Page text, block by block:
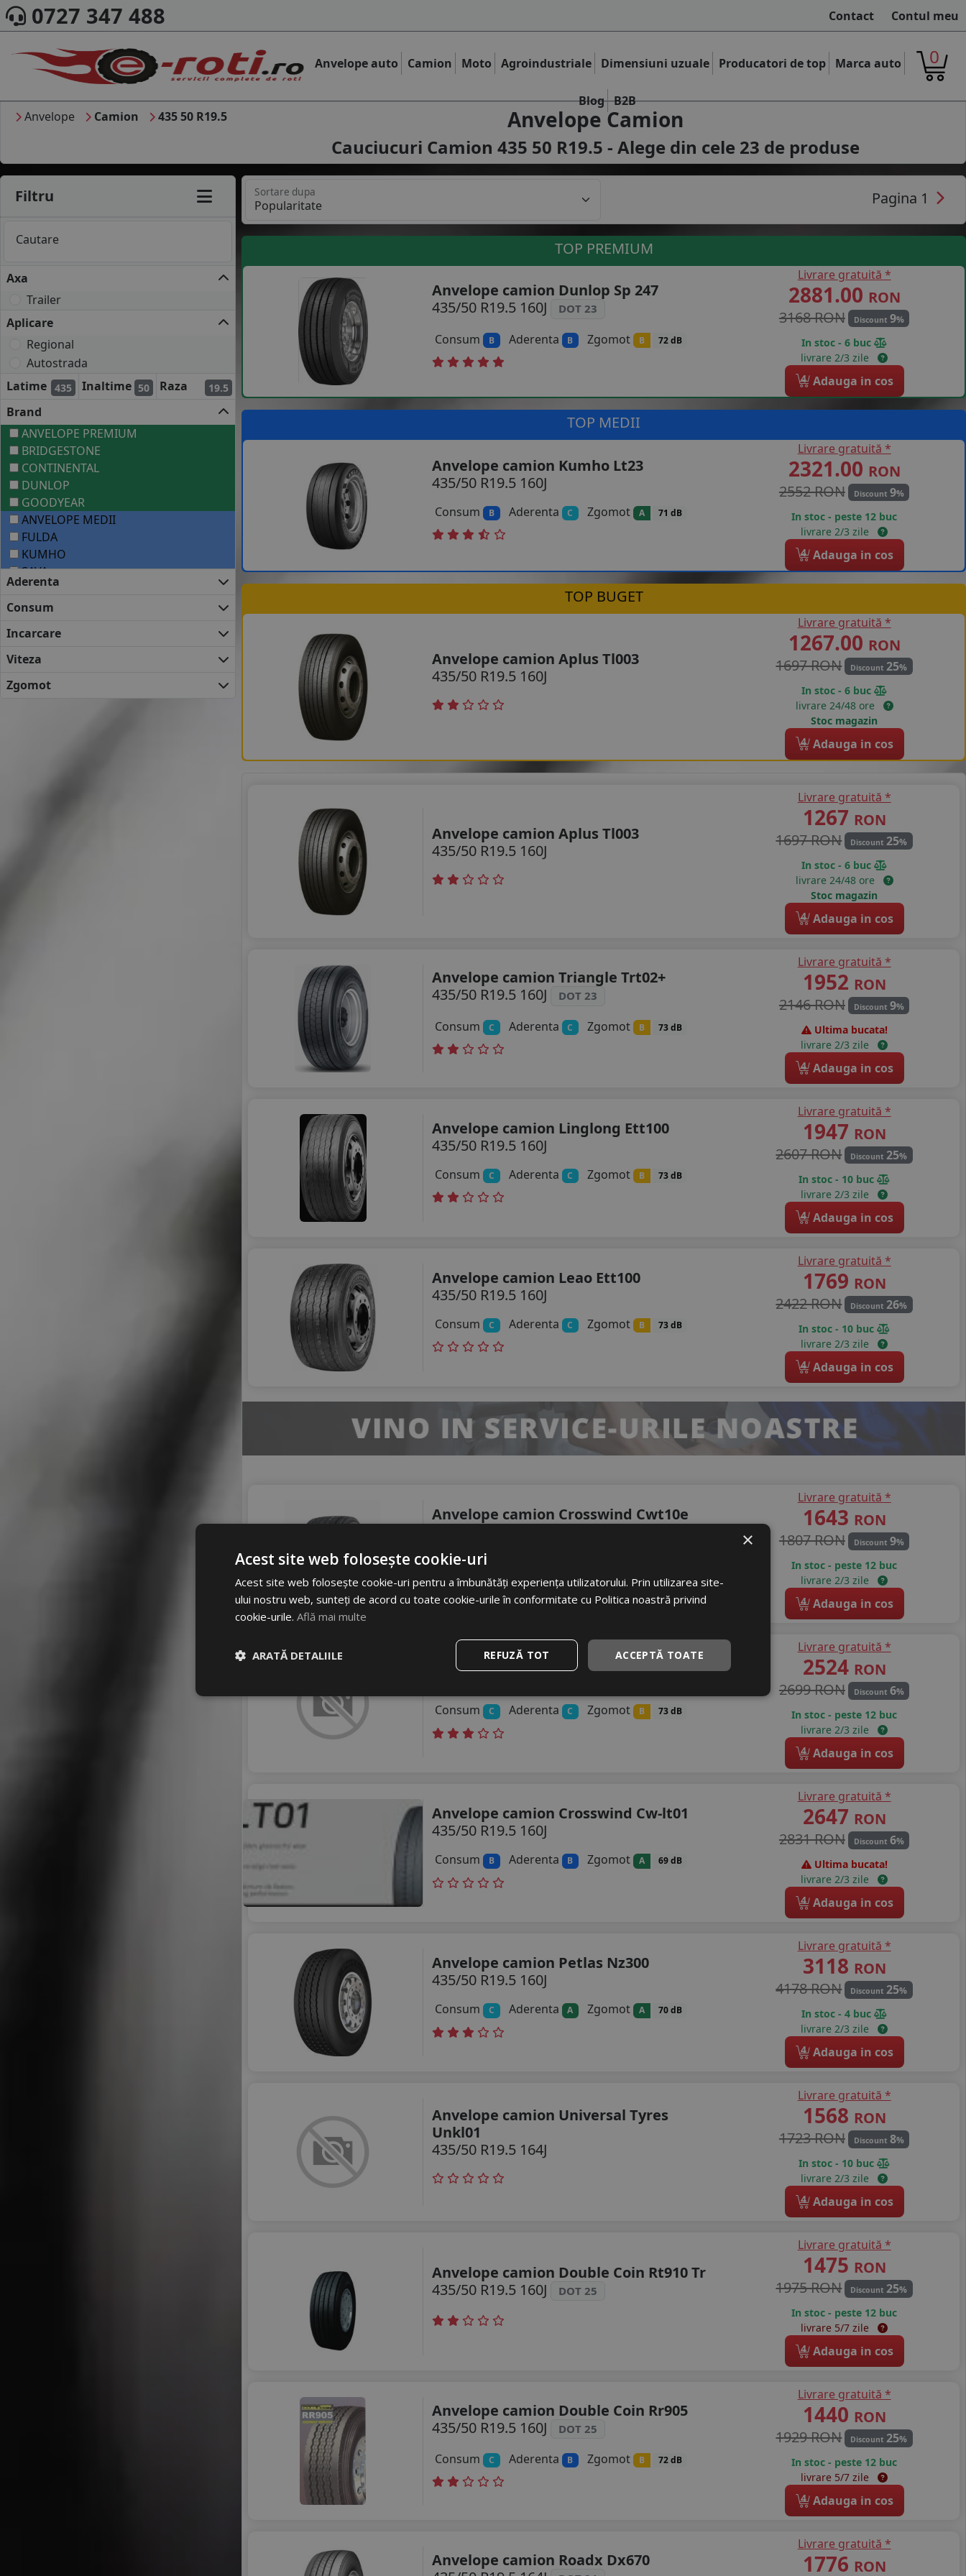
0727 347 488 Contact Contul meu
Anvelope auto Camion Moto Agroindustriale Dimensiuni uzuale Producatori de top Marca auto
Blog B2B
0
Anvelope Camion 435 50 R19.5 Anvelope Camion
Cauciucuri Camion 435 50 R19.5 - Alege din cele 23 de produse
Filtru
Cautare
Axa
Trailer
Aplicare
Regional
Autostrada
Latime 435 Inaltime 50 Raza 19.5
Brand
ANVELOPE PREMIUM
BRIDGESTONE
CONTINENTAL
DUNLOP
GOODYEAR
ANVELOPE MEDII
FULDA
KUMHO
SAVA
ANVELOPE BUGET
APLUS
DOUBLE COIN
INFINITY
LINGLONG
Aderenta
Consum
Incarcare
Viteza
Zgomot
Sortare dupa Pagina 1
TOP PREMIUM
Anvelope camion Dunlop Sp 247
435/50 R19.5 160J
DOT 23
Consum B Aderenta B Zgomot B 72 dB
Livrare gratuită *
2881.00 RON
3168 RON
Discount 9%
In stoc - 6 buc
livrare 2/3 zile
4 Adauga in cos
TOP MEDII
Anvelope camion Kumho Lt23
435/50 R19.5 160J
Consum B Aderenta C Zgomot A 71 dB
Livrare gratuită *
2321.00 RON
2552 RON
Discount 9%
In stoc - peste 12 buc
livrare 2/3 zile
4 Adauga in cos
TOP BUGET
Anvelope camion Aplus Tl003
435/50 R19.5 160J
Livrare gratuită *
1267.00 RON
1697 RON
Discount25%
In stoc - 6 buc
livrare 24/48 ore
Stoc magazin
4 Adauga in cos
Anvelope camion Aplus Tl003
435/50 R19.5 160J
Livrare gratuită *
1267 RON
1697 RON
Discount25%
In stoc - 6 buc
livrare 24/48 ore
Stoc magazin
4 Adauga in cos
Anvelope camion Triangle Trt02+
435/50 R19.5 160J
DOT 23
Consum C Aderenta C Zgomot B 73 dB
Livrare gratuită *
1952 RON
2146 RON
Discount 9%
Ultima bucata!
livrare 2/3 zile
4 Adauga in cos
Anvelope camion Linglong Ett100
435/50 R19.5 160J
Consum C Aderenta C Zgomot B 73 dB
Livrare gratuită *
1947 RON
2607 RON
Discount25%
In stoc - 10 buc
livrare 2/3 zile
4 Adauga in cos
Anvelope camion Leao Ett100
435/50 R19.5 160J
Consum C Aderenta C Zgomot B 73 dB
Livrare gratuită *
1769 RON
2422 RON
Discount26%
In stoc - 10 buc
livrare 2/3 zile
4 Adauga in cos
Anvelope camion Crosswind Cwt10e
Consum
Livrare gratuită *
1643 RON
1807 RON
Discount 9%
In stoc - peste 12 buc
livrare 2/3 zile
4 Adauga in cos
Anvelope camion Infinity Ett100
Consum C Aderenta C Zgomot B 73 dB
Livrare gratuită *
2524 RON
2699 RON
Discount 6%
In stoc - peste 12 buc
livrare 2/3 zile
4 Adauga in cos
Anvelope camion Crosswind Cw-lt01
435/50 R19.5 160J
Consum B Aderenta B Zgomot A 69 dB
Livrare gratuită *
2647 RON
2831 RON
Discount 6%
Ultima bucata!
livrare 2/3 zile
4 Adauga in cos
Anvelope camion Petlas Nz300
435/50 R19.5 160J
Consum C Aderenta A Zgomot A 70 dB
Livrare gratuită *
3118 RON
4178 RON
Discount25%
In stoc - 4 buc
livrare 2/3 zile
4 Adauga in cos
Anvelope camion Universal Tyres
Unkl01
435/50 R19.5 164J
Livrare gratuită *
1568 RON
1723 RON
Discount 8%
In stoc - 10 buc
livrare 2/3 zile
4 Adauga in cos
Anvelope camion Double Coin Rt910 Tr
435/50 R19.5 160J
DOT 25
Livrare gratuită *
1475 RON
1975 RON
Discount25%
In stoc - peste 12 buc
livrare 5/7 zile
4 Adauga in cos
Anvelope camion Double Coin Rr905
435/50 R19.5 160J
DOT 25
Consum C Aderenta B Zgomot B 72 dB
Livrare gratuită *
1440 RON
1929 RON
Discount25%
In stoc - peste 12 buc
livrare 5/7 zile
4 Adauga in cos
Anvelope camion Roadx Dx670
Livrare gratuită *
1776 RON
×
Acest site web folosește cookie-uri
Acest site web folosește cookie-uri pentru a îmbunătăți experiența utilizatorului. Prin utilizarea site-
ului nostru web, sunteți de acord cu toate cookie-urile în conformitate cu Politica noastră privind
cookie-urile. Află mai multe
ACCEPTĂ TOATE
REFUZĂ TOT
ARATĂ DETALIILE